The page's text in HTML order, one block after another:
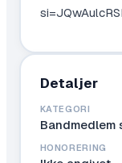
Detaljer
KATEGORI
Bandmedlem
HONORERING